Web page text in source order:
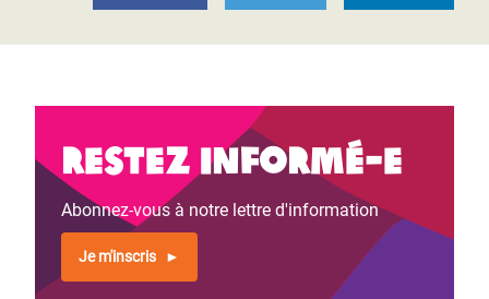
Restez informé-e
Abonnez-vous à notre lettre d'information
Je m'inscris